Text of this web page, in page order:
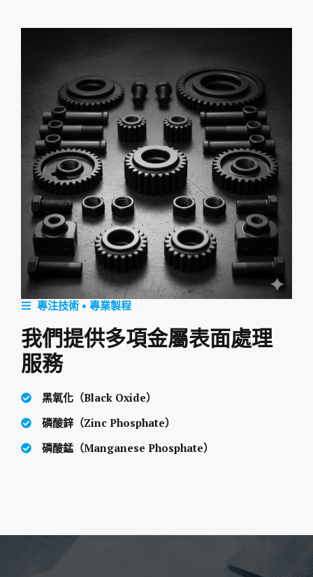
專注技術 • 專業製程
我們提供多項金屬表面處理
服務
黑氧化（Black Oxide）
磷酸鋅（Zinc Phosphate）
磷酸錳（Manganese Phosphate）